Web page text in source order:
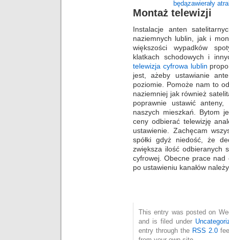
będązawierały
Montaż telewizji
Instalacje anten
naziemnych lublin, jak i
większości wypadków
klatkach schodowych i
telewizja cyfrowa lublin
jest, ażeby ustawianie
poziomie. Pomoże nam to
naziemniej jak również
poprawnie ustawić
naszych mieszkań. Bytom
ceny odbierać telewizję
ustawienie. Zachęcam
spółki gdyż niedość, że
zwiększa ilość odbieranych
cyfrowej. Obecne prace nad
po ustawieniu kanałów
This entry was posted on
and is filed under
entry through the RSS 2.0